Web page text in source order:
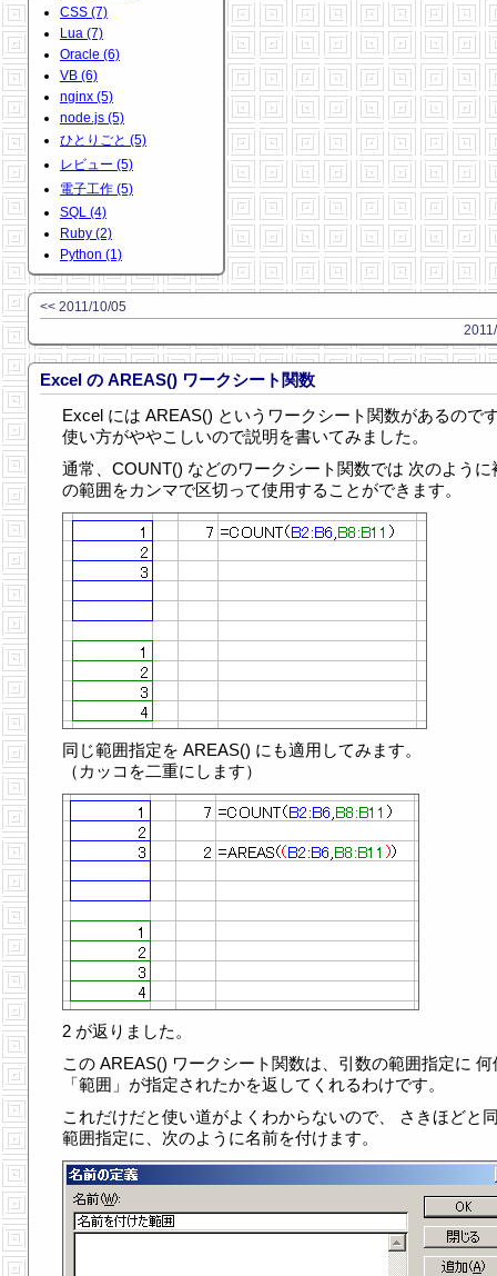
CSS (7)
Lua (7)
Oracle (6)
VB (6)
nginx (5)
node.js (5)
ひとりごと (5)
レビュー (5)
電子工作 (5)
SQL (4)
Ruby (2)
Python (1)
<< 2011/10/05
Excel の AREAS() ワークシート関数
Excel には AREAS() というワークシート関数があるので
使い方がややこしいので説明を書いてみました。
通常、COUNT() などのワークシート関数では 次のように
の範囲をカンマで区切って使用することができます。
同じ範囲指定を AREAS() にも適用してみます。
（カッコを二重にします）
2 が返りました。
この AREAS() ワークシート関数は、引数の範囲指定に 何
「範囲」が指定されたかを返してくれるわけです。
これだけだと使い道がよくわからないので、 さきほどと
範囲指定に、次のように名前を付けます。